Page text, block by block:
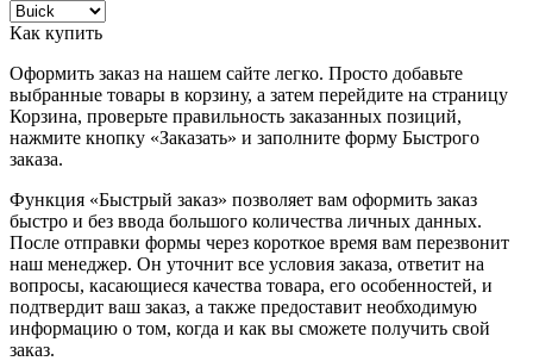
Как купить
Оформить заказ на нашем сайте легко. Просто добавьте
выбранные товары в корзину, а затем перейдите на страницу
Корзина, проверьте правильность заказанных позиций,
нажмите кнопку «Заказать» и заполните форму Быстрого
заказа.
Функция «Быстрый заказ» позволяет вам оформить заказ
быстро и без ввода большого количества личных данных.
После отправки формы через короткое время вам перезвонит
наш менеджер. Он уточнит все условия заказа, ответит на
вопросы, касающиеся качества товара, его особенностей, и
подтвердит ваш заказ, а также предоставит необходимую
информацию о том, когда и как вы сможете получить свой
заказ.